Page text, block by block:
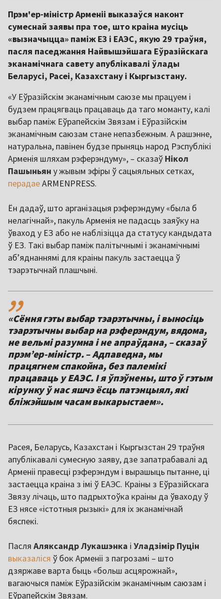
Прэм'ер-міністр Арменіі выказаўся наконт
сумеснай заявы пра тое, што краіна мусіць
«вызначыцца» паміж ЕЗ і ЕАЭС, якую 29 траўня,
пасля паседжання Найвышэйшага Еўразійскага
эканамічнага савету апублікавалі ўлады
Беларусі, Расеі, Казахстану і Кыргызстану.
«У Еўразійскім эканамічным саюзе мы працуем і
будзем працягваць працаваць да таго моманту, калі
выбар паміж Еўрапейскім Звязам і Еўразійскім
эканамічным саюзам стане непазбежным. А рашэнне,
натуральна, павінен будзе прыняць народ Рэспублікі
Арменія шляхам рэферэндуму», – сказаў Нікол
Пашыньян у жывым эфіры ў сацыяльных сетках,
перадаеARMENPRESS.
Ён дадаў, што арганізацыя рэферэндуму «была б
нелагічнай», пакуль Арменія не падасць заяўку на
ўваход у ЕЗ або не наблізіцца да статусу кандыдата
ў ЕЗ. Такі выбар паміж палітычнымі і эканамічнымі
абʼяднаннямі для краіны пакуль застаецца ў
тэарэтычнай плашчыні.
,,
«Сёння гэты выбар тэарэтычны, і выносіць
тэарэтычны выбар на рэферэндум, вядома,
не вельмі разумна і не апраўдана, – сказаў
прэмʼер-міністр. – Адпаведна, мы
працягнем спакойна, без палемікі
працаваць у ЕАЭС. І я ўпэўнены, што ў гэтым
кірунку ў нас яшчэ ёсць патэнцыял, які
бліжэйшым часам выкарыстаем».
Расея, Беларусь, Казахстан і Кыргызстан 29 траўня
апублікавалі сумесную заяву, дзе запатрабавалі ад
Арменіі правесці рэферэндум і вырашыць пытанне, ці
застаецца краіна з імі ў ЕАЭС. Краіны з Еўразійскага
Звязу лічаць, што падрыхтоўка краіны да ўваходу ў
ЕЗ нясе «істотныя рызыкі» для іх эканамічнай
бяспекі.
Пасля Аляксандр Лукашэнка і Уладзімір Пуцін
выказаліся ў бок Арменіі з пагрозамі – што
дзяржаве варта быць «больш асцярожнай»,
вагаючыся паміж Еўразійскім эканамічным саюзам і
Еўрапейскім Звязам.